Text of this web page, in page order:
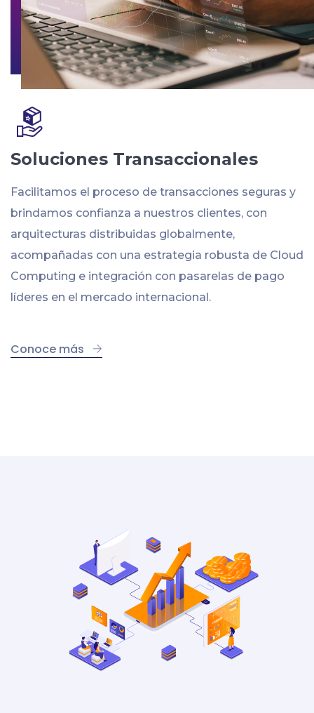
Soluciones Transaccionales
Facilitamos el proceso de transacciones seguras y
brindamos confianza a nuestros clientes, con
arquitecturas distribuidas globalmente,
acompañadas con una estrategia robusta de Cloud
Computing e integración con pasarelas de pago
líderes en el mercado internacional.
Conoce más